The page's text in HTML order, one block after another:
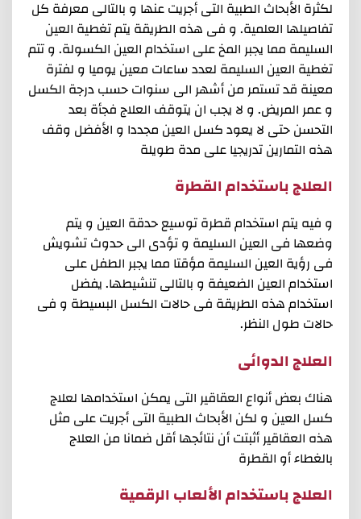
لكثرة الأبحاث الطبية التى أجريت عنها و بالتالى معرفة كل
تفاصيلها العلمية. و فى هذه الطريقة يتم تغطية العين
السليمة مما يجبر المخ على استخدام العين الكسولة. و تتم
تغطية العين السليمة لعدد ساعات معين يوميا و لفترة
معينة قد تستمر من أشهر الى سنوات حسب درجة الكسل
و عمر المريض. و لا يجب ان يتوقف العلاج فجأة بعد
التحسن حتى لا يعود كسل العين مجددا و الأفضل وقف
هذه التمارين تدريجيا على مدة طويلة
العلاج باستخدام القطرة
و فيه يتم استخدام قطرة توسيع حدقة العين و يتم
وضعها فى العين السليمة و تؤدى الى حدوث تشويش
فى رؤية العين السليمة مؤقتا مما يجبر الطفل على
استخدام العين الضعيفة و بالتالى تنشيطها. يفضل
استخدام هذه الطريقة فى حالات الكسل البسيطة و فى
حالات طول النظر.
العلاج الدوائى
هناك بعض أنواع العقاقير التى يمكن استخدامها لعلاج
كسل العين و لكن الأبحاث الطبية التى أجريت على مثل
هذه العقاقير أثبتت أن نتائجها أقل ضمانا من العلاج
بالغطاء أو القطرة
العلاج باستخدام الألعاب الرقمية